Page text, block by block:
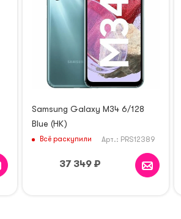
Samsung Galaxy M34 6/128
Blue (HK)
Всё раскупили Арт.: PRS12389
37 349 ₽